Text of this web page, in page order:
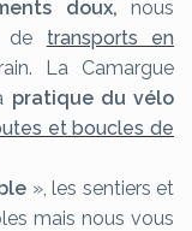
doux, nous
de transports en
La Camargue
pratique du vélo
et boucles de
», les sentiers et
mais nous vous